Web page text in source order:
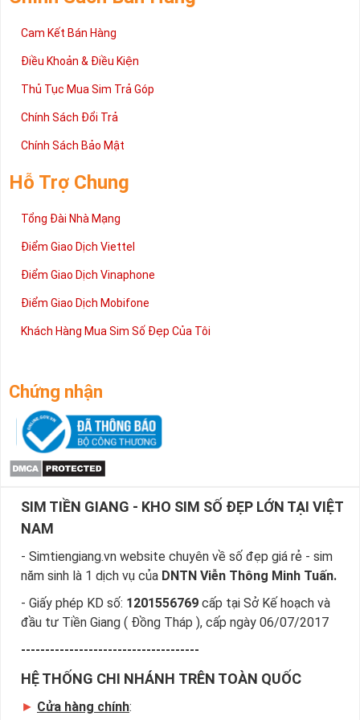
Cam Kết Bán Hàng
Điều Khoản & Điều Kiện
Thủ Tục Mua Sim Trả Góp
Chính Sách Đổi Trả
Chính Sách Bảo Mật
Hỗ Trợ Chung
Tổng Đài Nhà Mạng
Điểm Giao Dịch Viettel
Điểm Giao Dịch Vinaphone
Điểm Giao Dịch Mobifone
Khách Hàng Mua Sim Số Đẹp Của Tôi
Chứng nhận
SIM TIỀN GIANG - KHO SIM SỐ ĐẸP LỚN TẠI VIỆT
NAM
- Simtiengiang.vn website chuyên về số đẹp giá rẻ - sim
năm sinh là 1 dịch vụ của DNTN Viễn Thông Minh Tuấn.
- Giấy phép KD số: 1201556769 cấp tại Sở Kế hoạch và
đầu tư Tiền Giang ( Đồng Tháp ), cấp ngày 06/07/2017
-------------------------------------
HỆ THỐNG CHI NHÁNH TRÊN TOÀN QUỐC
► Cửa hàng chính: